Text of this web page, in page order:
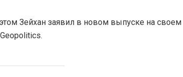
Зейхан заявил в новом выпуске на своем